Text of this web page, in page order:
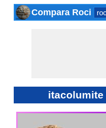
Compara Roci